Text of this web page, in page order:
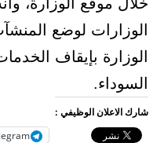
الوزارات لوضع
الوزارة بإيقاف
السوداء.
شارك الاعلان الوظيفي :